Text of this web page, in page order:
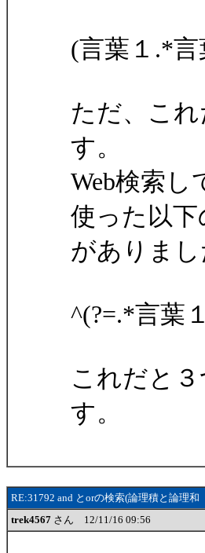
(言葉１.*
ただ、こ
す。
Web検索
使った以
がありまし
^(?=.*言葉
これだと
す。
RE:31792 and とorの検索(論理積と論理和
trek4567 さん 12/11/16 09:56